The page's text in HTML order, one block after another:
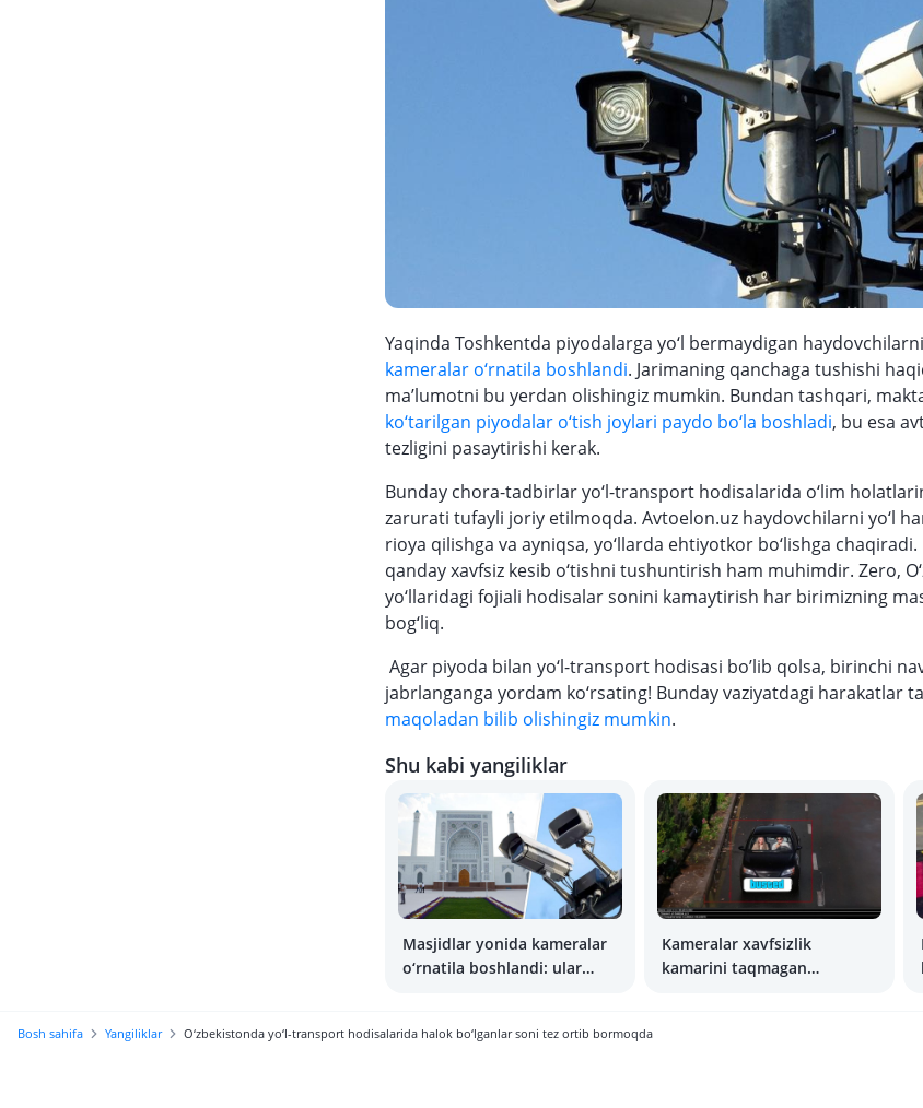
Yaqinda Toshkentda piyodalarga yo‘l bermaydigan
kameralar o‘rnatila boshlandi. Jarimaning qanchaga tushishi
ma’lumotni bu yerdan olishingiz mumkin. Bundan tashqari,
ko‘tarilgan piyodalar o‘tish joylari paydo bo‘la boshladi, bu esa
tezligini pasaytirishi kerak.
Bunday chora-tadbirlar yo‘l-transport hodisalarida o‘lim
zarurati tufayli joriy etilmoqda. Avtoelon.uz haydovchilarni yo‘l
rioya qilishga va ayniqsa, yo‘llarda ehtiyotkor bo‘lishga chaqiradi.
qanday xavfsiz kesib o‘tishni tushuntirish ham muhimdir. Zero,
yo‘llaridagi fojiali hodisalar sonini kamaytirish har birimizning
bog‘liq.
Agar piyoda bilan yo‘l-transport hodisasi bo’lib qolsa, birinchi
jabrlanganga yordam ko‘rsating! Bunday vaziyatdagi harakatlar
maqoladan bilib olishingiz mumkin.
Shu kabi yangiliklar
Masjidlar yonida kameralar
o‘rnatila boshlandi: ular
Kameralar xavfsizlik
kamarini taqmagan
Bosh sahifa Yangiliklar O‘zbekistonda yo‘l-transport hodisalarida halok bo‘lganlar soni tez ortib bormoqda